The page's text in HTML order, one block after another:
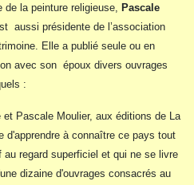
de la peinture religieuse, Pascale
aussi présidente de l’association
Elle a publié seule ou en
avec son époux divers ouvrages
:
et Pascale Moulier, aux éditions de La
d'apprendre à connaître ce pays tout
regard superficiel et qui ne se livre
dizaine d'ouvrages consacrés au